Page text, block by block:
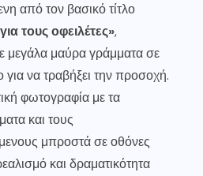
από τον βασικό τίτλο
τους οφειλέτες»,
μεγάλα μαύρα γράμματα σε
για να τραβήξει την προσοχή.
φωτογραφία με τα
και τους
μπροστά σε οθόνες
και δραματικότητα